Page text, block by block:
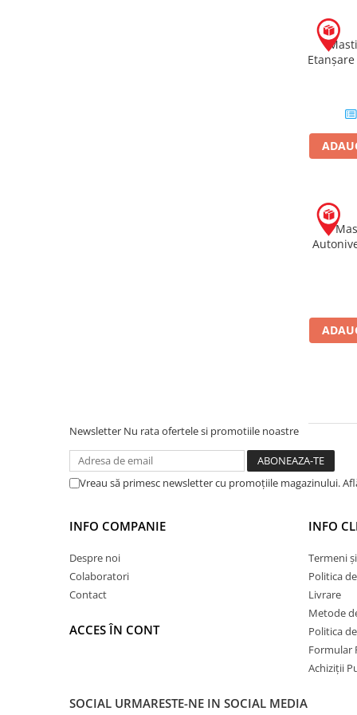
Profile Decorative
Termosistem Decorativ
Brâuri Decorative
Scafe pentru Led
Newsletter Nu rata ofertele si promotiile noastre
Vreau să primesc newsletter cu promoțiile magazinului.
INFO COMPANIE
Despre noi
Colaboratori
Contact
ACCES ÎN CONT
INFO
Termeni
Politica
Livrare
Metode
Politica
Formular
Achiziții
SOCIAL URMARESTE-NE IN SOCIAL MEDIA